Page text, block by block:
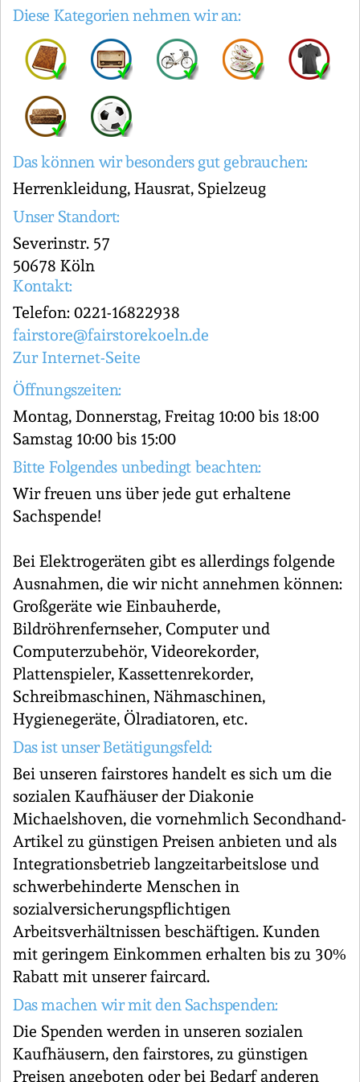
Diese Kategorien nehmen wir an:
Das können wir besonders gut gebrauchen:
Herrenkleidung, Hausrat, Spielzeug
Unser Standort:
Severinstr. 57
50678 Köln
Kontakt:
Telefon: 0221-16822938
fairstore@fairstorekoeln.de
Zur Internet-Seite
Öffnungszeiten:
Montag, Donnerstag, Freitag 10:00 bis 18:00
Samstag 10:00 bis 15:00
Bitte Folgendes unbedingt beachten:
Wir freuen uns über jede gut erhaltene
Sachspende!
Bei Elektrogeräten gibt es allerdings folgende
Ausnahmen, die wir nicht annehmen können:
Großgeräte wie Einbauherde,
Bildröhrenfernseher, Computer und
Computerzubehör, Videorekorder,
Plattenspieler, Kassettenrekorder,
Schreibmaschinen, Nähmaschinen,
Hygienegeräte, Ölradiatoren, etc.
Das ist unser Betätigungsfeld:
Bei unseren fairstores handelt es sich um die
sozialen Kaufhäuser der Diakonie
Michaelshoven, die vornehmlich Secondhand-
Artikel zu günstigen Preisen anbieten und als
Integrationsbetrieb langzeitarbeitslose und
schwerbehinderte Menschen in
sozialversicherungspflichtigen
Arbeitsverhältnissen beschäftigen. Kunden
mit geringem Einkommen erhalten bis zu 30%
Rabatt mit unserer faircard.
Das machen wir mit den Sachspenden:
Die Spenden werden in unseren sozialen
Kaufhäusern, den fairstores, zu günstigen
Preisen angeboten oder bei Bedarf anderen